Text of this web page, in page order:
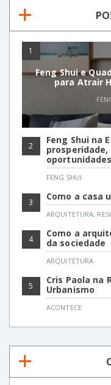
1
Feng Shui e
para Atrair
2
Feng Shui na
oportunidades
FENG SHUI
3 Como a casa
ARQUITETURA,
4
Como a
da sociedade
ARQUITETURA
5
Cris Paola na
Urbanismo
ACONTECE